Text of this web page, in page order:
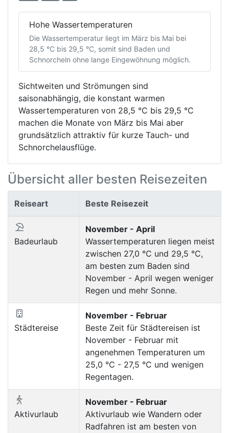
Hohe Wassertemperaturen
Die Wassertemperatur liegt im März bis Mai bei
28,5 °C bis 29,5 °C, somit sind Baden und
Schnorcheln ohne lange Eingewöhnung möglich.
Sichtweiten und Strömungen sind
saisonabhängig, die konstant warmen
Wassertemperaturen von 28,5 °C bis 29,5 °C
machen die Monate von März bis Mai aber
grundsätzlich attraktiv für kurze Tauch- und
Schnorchelausflüge.
Übersicht aller besten Reisezeiten
Reiseart Beste Reisezeit
Badeurlaub
November - April
Wassertemperaturen liegen meist
zwischen 27,0 °C und 29,5 °C,
am besten zum Baden sind
November - April wegen weniger
Regen und mehr Sonne.
Städtereise
November - Februar
Beste Zeit für Städtereisen ist
November - Februar mit
angenehmen Temperaturen um
25,0 °C - 27,5 °C und wenigen
Regentagen.
Aktivurlaub
November - Februar
Aktivurlaub wie Wandern oder
Radfahren ist am besten von